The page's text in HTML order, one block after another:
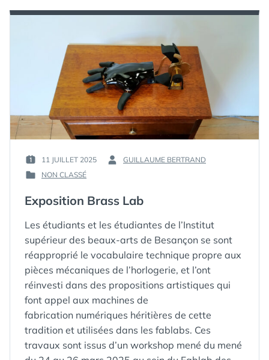
PUBLIÉ
LE :
11 JUILLET 2025
PAR :
GUILLAUME BERTRAND
PUBLIÉ
NON CLASSÉ
Exposition Brass Lab
Les étudiants et les étudiantes de l’Institut
supérieur des beaux-arts de Besançon se sont
réapproprié le vocabulaire technique propre aux
pièces mécaniques de l’horlogerie, et l’ont
réinvesti dans des propositions artistiques qui
font appel aux machines de
fabrication numériques héritières de cette
tradition et utilisées dans les fablabs. Ces
travaux sont issus d’un workshop mené du mené